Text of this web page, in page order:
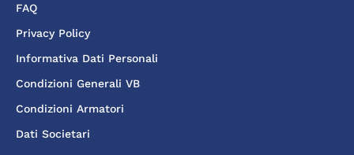
FAQ
Privacy Policy
Informativa Dati Personali
Condizioni Generali VB
Condizioni Armatori
Dati Societari